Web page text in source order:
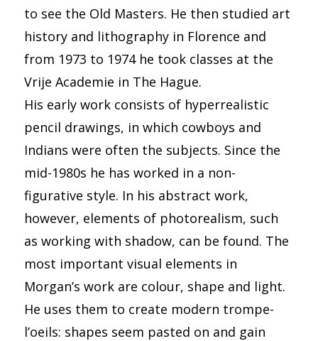
to see the Old Masters. He then studied art
history and lithography in Florence and
from 1973 to 1974 he took classes at the
Vrije Academie in The Hague.
His early work consists of hyperrealistic
pencil drawings, in which cowboys and
Indians were often the subjects. Since the
mid-1980s he has worked in a non-
figurative style. In his abstract work,
however, elements of photorealism, such
as working with shadow, can be found. The
most important visual elements in
Morgan’s work are colour, shape and light.
He uses them to create modern trompe-
l’oeils: shapes seem pasted on and gain